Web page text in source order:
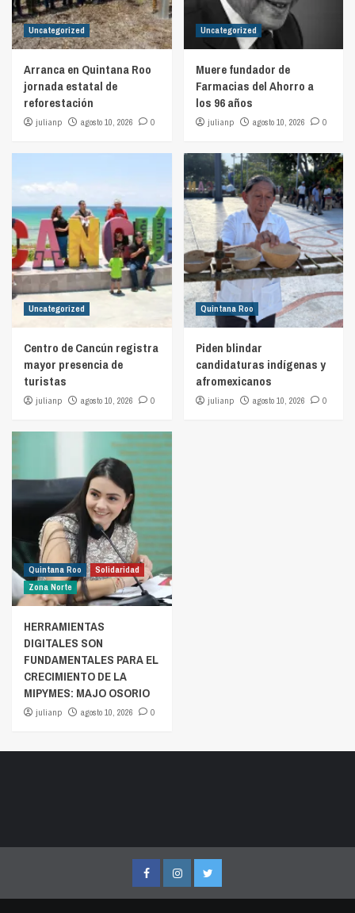
Uncategorized
Arranca en Quintana Roo
jornada estatal de
reforestación
julianp agosto 10, 2026 0
Uncategorized
Muere fundador de
Farmacias del Ahorro a
los 96 años
julianp agosto 10, 2026 0
Uncategorized
Centro de Cancún registra
mayor presencia de
turistas
julianp agosto 10, 2026 0
Quintana Roo
Piden blindar
candidaturas indígenas y
afromexicanos
julianp agosto 10, 2026 0
Quintana Roo
Solidaridad
Zona Norte
HERRAMIENTAS
DIGITALES SON
FUNDAMENTALES PARA EL
CRECIMIENTO DE LA
MIPYMES: MAJO OSORIO
julianp agosto 10, 2026 0
FacebookInstagramTwitter